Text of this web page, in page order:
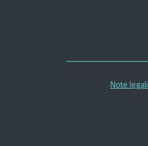
Note legali